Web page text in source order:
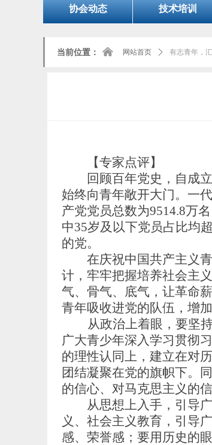
协会动态 技术培训
当前位置： 网站首页 ꄲ 有志青年，
낀
【专家点评】
回顾百年党史，自成立
始终向青年敞开大门。一
产党党员总数为9514.8万
中35岁及以下党员占比均
的党。
在庆祝中国共产主义青
计，牢牢把握培养社会主
气、骨气、底气，让革命
青年吸收进党的队伍，增
从政治上着眼，要坚
广大青少年深入学习贯彻
的理性认同上，建立在对
团结凝聚在党的旗帜下。
的信心、对马克思主义的
从思想上入手，引导广
义、社会主义教育，引导
感、荣誉感；要用历史的